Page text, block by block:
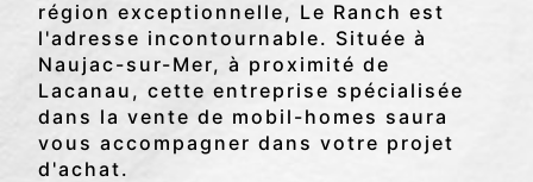
région exceptionnelle, Le Ranch est
l'adresse incontournable. Située à
Naujac-sur-Mer, à proximité de
Lacanau, cette entreprise spécialisée
dans la vente de mobil-homes saura
vous accompagner dans votre projet
d'achat.